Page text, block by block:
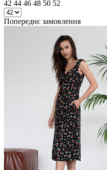
42 44 46 48 50 52
Попереднє замовлення